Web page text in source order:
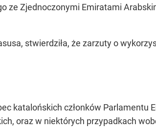
ze Zjednoczonymi Emiratami
stwierdziła, że zarzuty o
katalońskich członków Parlamentu
oraz w niektórych przypadkach